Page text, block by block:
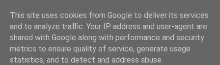
Книжен ъгъл
Блог на книжарницата — класации, откъси, нови книги
ул. „Оборище" 117, София· пон–пет 10:00–19:00 ·
This site uses cookies from Google to deliver its services
and to analyze traffic. Your IP address and user-agent are
shared with Google along with performance and security
metrics to ensure quality of service, generate usage
statistics, and to detect and address abuse.